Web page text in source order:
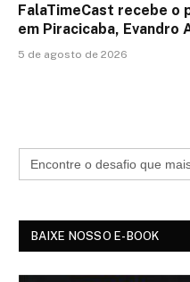
FalaTimeCast recebe o
em Piracicaba, Evandro
5 de agosto de 2026
BAIXE NOSSO E-BOOK